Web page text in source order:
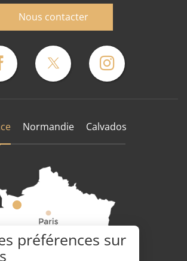
Nous contacter
Normandie Calvados
préférences sur